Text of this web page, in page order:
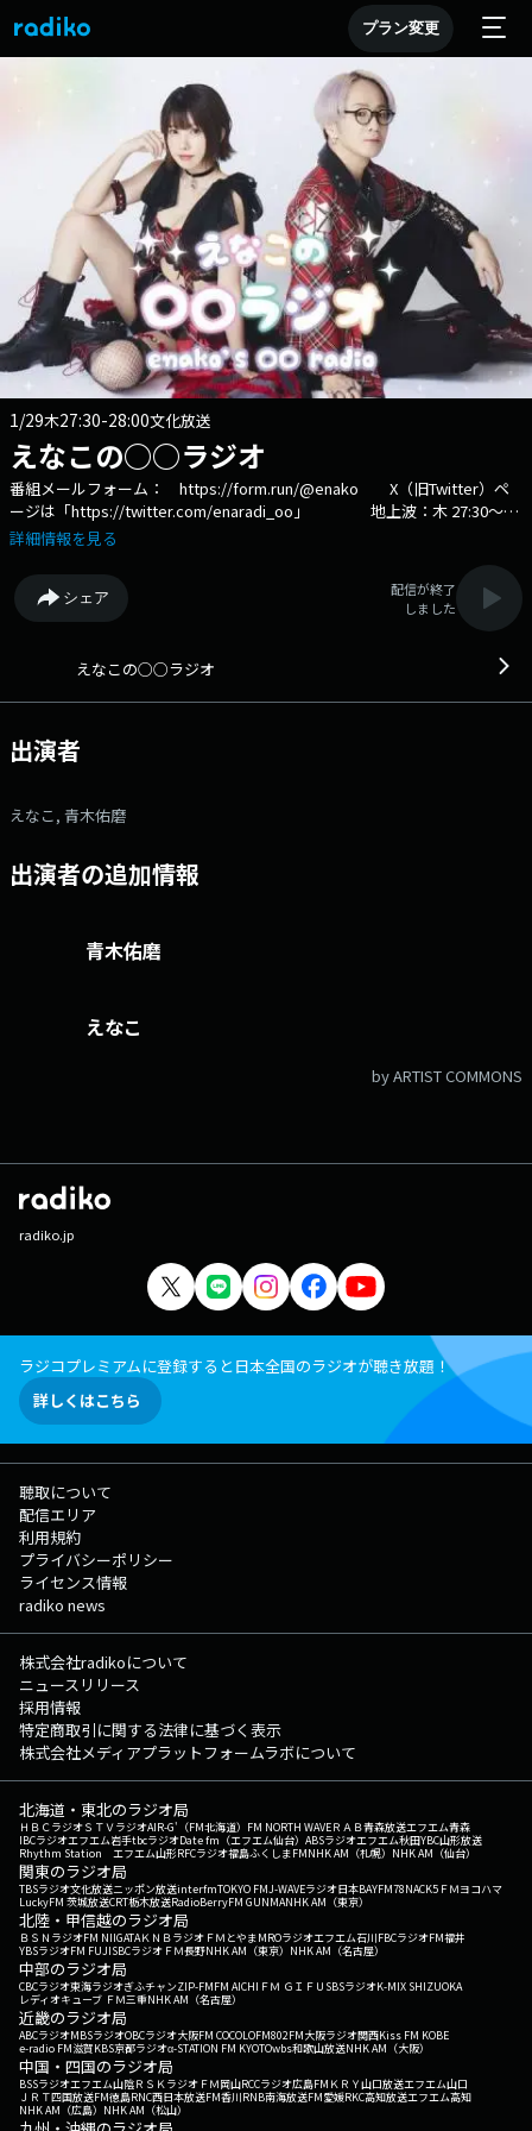
プラン変更
1/29木27:30-28:00文化放送
えなこの○○ラジオ
番組メールフォーム： https://form.run/@enako X（旧Twitter）ペ
ージは「https://twitter.com/enaradi_oo」 地上波：木 27:30～
28:00 QloveR 超！A&G＋：日 21:00～21:30 世界で活躍中のコスプレ
組に出演中、学園祭学園のボーカル青木佑磨。 番組では、メッセージを
募集しています。 メールアドレスはenako@joqr.net。 Xのハッシュ
タグは #えなラジ 文化放送公式X（旧Twitter）アカウントは
送」 文化放送公式facebookページは
詳細情報を見る
シェア
配信が終了
しました
えなこの○○ラジオ
出演者
えなこ, 青木佑磨
出演者の追加情報
青木佑磨
えなこ
by ARTIST COMMONS
radiko.jp
ラジコプレミアムに登録すると日本全国のラジオが聴き放題！
詳しくはこちら
聴取について
配信エリア
利用規約
プライバシーポリシー
ライセンス情報
radiko news
株式会社radikoについて
ニュースリリース
採用情報
特定商取引に関する法律に基づく表示
株式会社メディアプラットフォームラボについて
北海道・東北のラジオ局
ＨＢＣラジオＳＴＶラジオAIR-G'（FM北海道） FM NORTH WAVEＲＡＢ青森放送エフエム青森
IBCラジオエフエム岩手tbcラジオDate fm（エフエム仙台） ABSラジオエフエム秋田YBC山形放送
Rhythm Station エフエム山形RFCラジオ福島ふくしまFMNHK AM（札幌） NHK AM（仙台）
関東のラジオ局
TBSラジオ文化放送ニッポン放送interfmTOKYO FMJ-WAVEラジオ日本BAYFM78NACK5 ＦＭヨコハマ
LuckyFM 茨城放送CRT栃木放送RadioBerryFM GUNMANHK AM（東京）
北陸・甲信越のラジオ局
ＢＳＮラジオFM NIIGATAＫＮＢラジオ ＦＭとやまMROラジオエフエム石川FBCラジオFM福井
YBSラジオFM FUJISBCラジオ ＦＭ長野NHK AM（東京） NHK AM（名古屋）
中部のラジオ局
CBCラジオ東海ラジオぎふチャンZIP-FMFM AICHI ＦＭ ＧＩＦＵ SBSラジオK-MIX SHIZUOKA
レディオキューブ ＦＭ三重NHK AM（名古屋）
近畿のラジオ局
ABCラジオMBSラジオOBCラジオ大阪FM COCOLOFM802FM大阪ラジオ関西Kiss FM KOBE
e-radio FM滋賀KBS京都ラジオα-STATION FM KYOTOwbs和歌山放送NHK AM（大阪）
中国・四国のラジオ局
BSSラジオエフエム山陰ＲＳＫラジオ ＦＭ岡山RCCラジオ広島FM ＫＲＹ山口放送エフエム山口
ＪＲＴ四国放送FM徳島RNC西日本放送FM香川RNB南海放送FM愛媛RKC高知放送エフエム高知
NHK AM（広島） NHK AM（松山）